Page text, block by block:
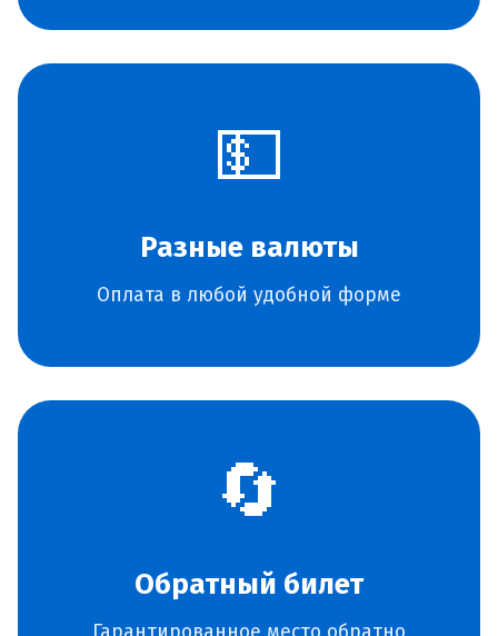
💵
Разные валюты
Оплата в любой удобной форме
🔄
Обратный билет